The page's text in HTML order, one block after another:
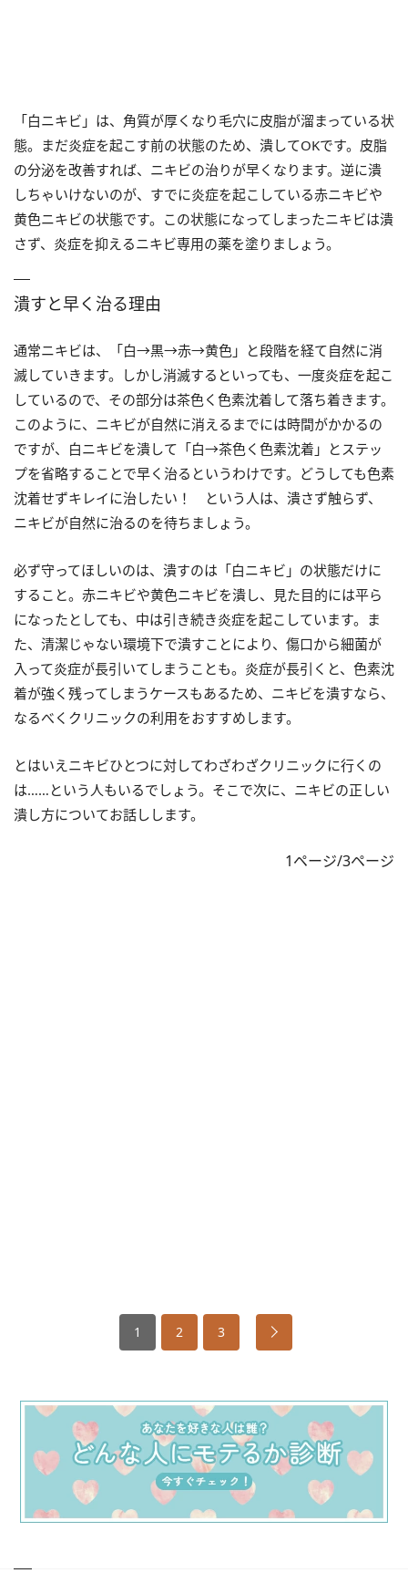
「白ニキビ」は、角質が厚くなり毛穴に皮脂が溜まっている状
態。まだ炎症を起こす前の状態のため、潰してOKです。皮脂
の分泌を改善すれば、ニキビの治りが早くなります。逆に潰
しちゃいけないのが、すでに炎症を起こしている赤ニキビや
黄色ニキビの状態です。この状態になってしまったニキビは潰
さず、炎症を抑えるニキビ専用の薬を塗りましょう。
潰すと早く治る理由
通常ニキビは、「白→黒→赤→黄色」と段階を経て自然に消
滅していきます。しかし消滅するといっても、一度炎症を起こ
しているので、その部分は茶色く色素沈着して落ち着きます。
このように、ニキビが自然に消えるまでには時間がかかるの
ですが、白ニキビを潰して「白→茶色く色素沈着」とステッ
プを省略することで早く治るというわけです。どうしても色素
沈着せずキレイに治したい！ という人は、潰さず触らず、
ニキビが自然に治るのを待ちましょう。
必ず守ってほしいのは、潰すのは「白ニキビ」の状態だけに
すること。赤ニキビや黄色ニキビを潰し、見た目的には平ら
になったとしても、中は引き続き炎症を起こしています。ま
た、清潔じゃない環境下で潰すことにより、傷口から細菌が
入って炎症が長引いてしまうことも。炎症が長引くと、色素沈
着が強く残ってしまうケースもあるため、ニキビを潰すなら、
なるべくクリニックの利用をおすすめします。
とはいえニキビひとつに対してわざわざクリニックに行くの
は……という人もいるでしょう。そこで次に、ニキビの正しい
潰し方についてお話しします。
1ページ/3ページ
1 2 3